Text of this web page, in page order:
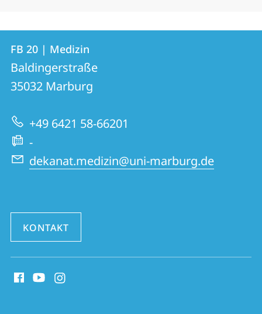
Kontakt
und
Informationen
zur
Website
Kontaktinformationen
FB
20
|
Medizin
FB 20 | Medizin
Baldingerstraße
35032 Marburg
+49 6421 58-66201
-
dekanat.medizin@uni-marburg.de
KONTAKT
Media